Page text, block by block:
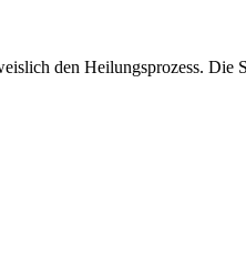
den Heilungsprozess. Die